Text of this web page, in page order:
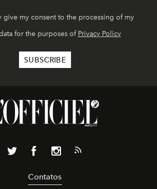
give my consent to the processing of my
for the purposes of Privacy Policy
Contatos